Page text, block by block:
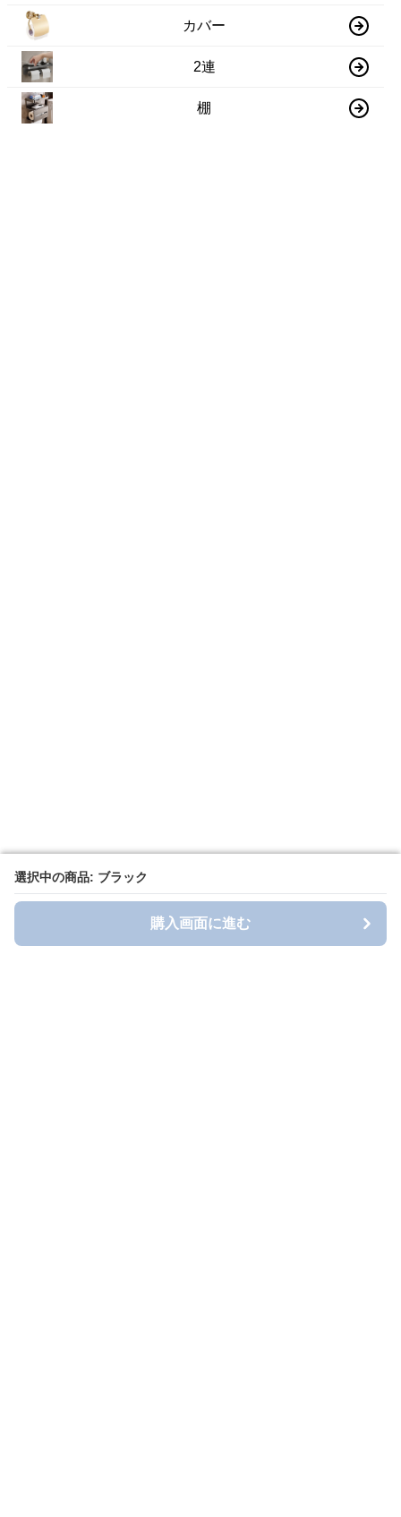
選択中の商品: ブラック
購入画面に進む
選択中の商品: ブラック
購入画面に進む
カバー
2連
棚